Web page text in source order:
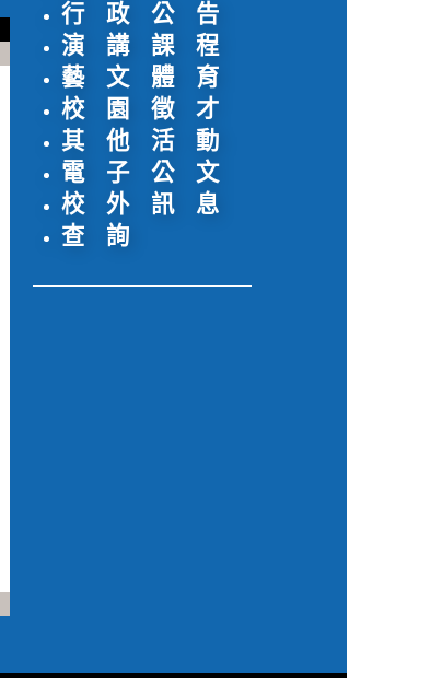
行 政 公 告
演 講 課 程
藝 文 體 育
校 園 徵 才
其 他 活 動
電 子 公 文
校 外 訊 息
查 詢